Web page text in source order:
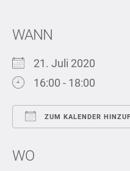
WANN
21. Juli 2020
16:00 - 18:00
ZUM KALENDER
WO